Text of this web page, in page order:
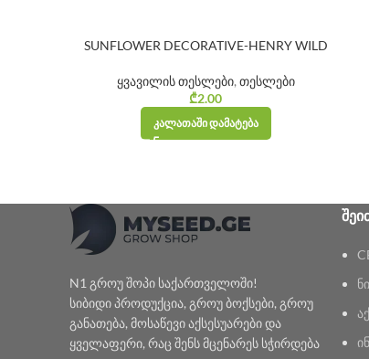
SUNFLOWER DECORATIVE-HENRY WILD
ყვავილის თესლები,თესლები
₾2.00
ᲙᲐᲚᲐᲗᲐᲨᲘ ᲓᲐᲛᲐᲢᲔᲑᲐ
N1 გროუ შოპი საქართველოში!
სიბიდი პროდუქცია, გროუ ბოქსები, გროუ
განათება, მოსაწევი აქსესუარები და
ყველაფერი, რაც შენს მცენარეს სჭირდება